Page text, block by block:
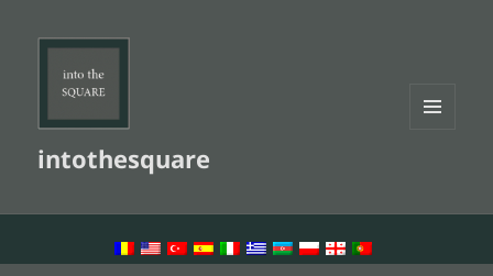
intothesquare